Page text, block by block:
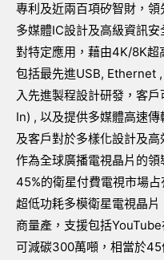
專利及近兩百項矽智財，
多媒體IC設計及高級資訊
對特定應用，藉由4K/8K超
包括最先進USB, Ethernet
入先進製程設計研發，客
In) , 以及提供多媒體高速
及客戶對於多樣化設計及高
作為全球廣播電視晶片的
45%的衛星付費電視市場
超低功耗多模衛星電視晶
商量產，支援包括
可減碳300萬噸，相當於